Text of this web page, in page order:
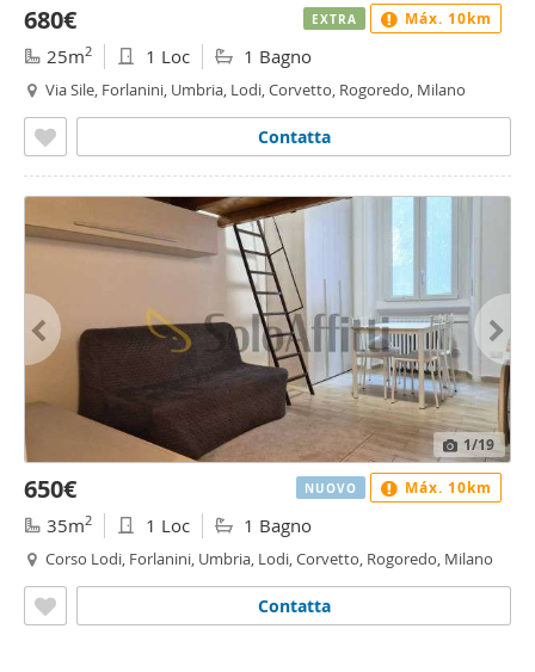
680€
25m2 1 Loc 1 Bagno
Via Sile, Forlanini, Umbria, Lodi, Corvetto, Rogoredo, Milano
Contatta
EXTRA Máx. 10km
1/19
650€
35m2 1 Loc 1 Bagno
Corso Lodi, Forlanini, Umbria, Lodi, Corvetto, Rogoredo, Milano
Contatta
NUOVO Máx. 10km